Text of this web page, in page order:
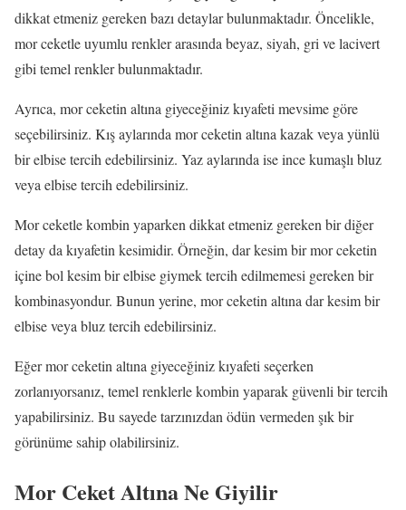
dikkat etmeniz gereken bazı detaylar bulunmaktadır. Öncelikle,
mor ceketle uyumlu renkler arasında beyaz, siyah, gri ve lacivert
gibi temel renkler bulunmaktadır.
Ayrıca, mor ceketin altına giyeceğiniz kıyafeti mevsime göre
seçebilirsiniz. Kış aylarında mor ceketin altına kazak veya yünlü
bir elbise tercih edebilirsiniz. Yaz aylarında ise ince kumaşlı bluz
veya elbise tercih edebilirsiniz.
Mor ceketle kombin yaparken dikkat etmeniz gereken bir diğer
detay da kıyafetin kesimidir. Örneğin, dar kesim bir mor ceketin
içine bol kesim bir elbise giymek tercih edilmemesi gereken bir
kombinasyondur. Bunun yerine, mor ceketin altına dar kesim bir
elbise veya bluz tercih edebilirsiniz.
Eğer mor ceketin altına giyeceğiniz kıyafeti seçerken
zorlanıyorsanız, temel renklerle kombin yaparak güvenli bir tercih
yapabilirsiniz. Bu sayede tarzınızdan ödün vermeden şık bir
görünüme sahip olabilirsiniz.
Mor Ceket Altına Ne Giyilir